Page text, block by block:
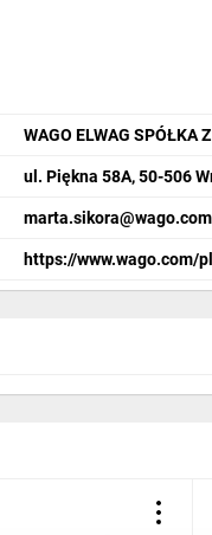
WAGO ELWAG SPÓŁKA
ul. Piękna 58A, 50-506
marta.sikora@wago.com
https://www.wago.com/